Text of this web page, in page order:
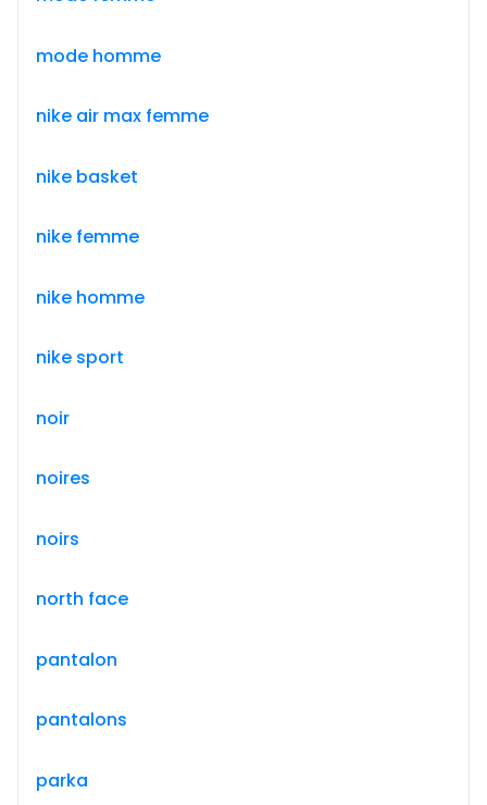
mode homme
nike air max femme
nike basket
nike femme
nike homme
nike sport
noir
noires
noirs
north face
pantalon
pantalons
parka